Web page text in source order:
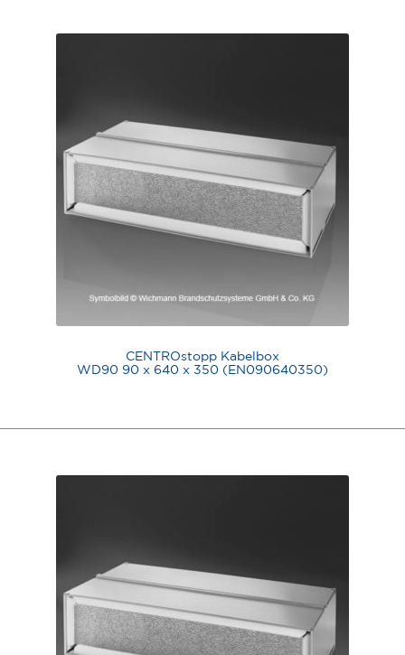
CENTROstopp Kabelbox
WD90 90 x 640 x 350 (EN090640350)